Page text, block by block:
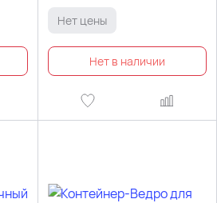
Нет цены